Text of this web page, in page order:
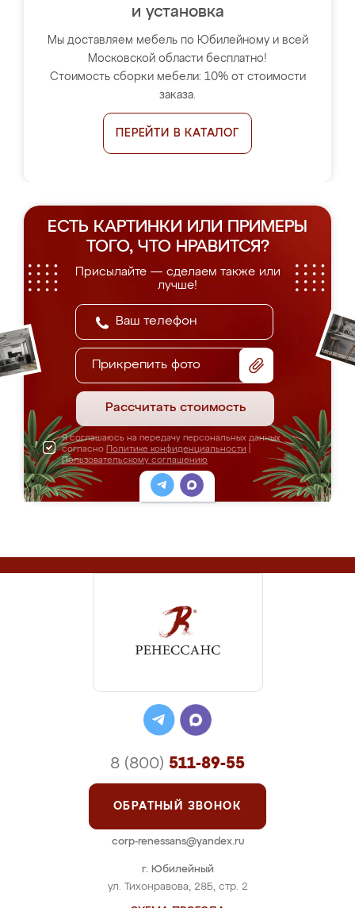
и установка
Мы доставляем мебель по Юбилейному и всей
Московской области бесплатно!
Стоимость сборки мебели: 10% от стоимости
заказа.
ПЕРЕЙТИ В КАТАЛОГ
ЕСТЬ КАРТИНКИ ИЛИ ПРИМЕРЫ
ТОГО, ЧТО НРАВИТСЯ?
Присылайте — сделаем также или
лучше!
Прикрепить фото
Рассчитать стоимость
Я соглашаюсь на передачу персональных данных
согласно Политике конфиденциальности
Пользовательскому соглашению
г. Юбилейный
ул. Тихонравова, 28Б, стр. 2
8 (800) 511-89-55
ОБРАТНЫЙ ЗВОНОК
corp-renessans@yandex.ru